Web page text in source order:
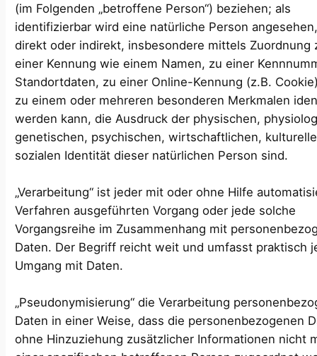
(im Folgenden „betroffene Person“) beziehen; als
identifizierbar wird eine natürliche Person
direkt oder indirekt, insbesondere mittels Zuordnung
einer Kennung wie einem Namen, zu einer
Standortdaten, zu einer Online-Kennung (z.B.
zu einem oder mehreren besonderen Merkmalen
werden kann, die Ausdruck der physischen,
genetischen, psychischen, wirtschaftlichen,
sozialen Identität dieser natürlichen Person sind.
„Verarbeitung“ ist jeder mit oder ohne Hilfe
Verfahren ausgeführten Vorgang oder jede solche
Vorgangsreihe im Zusammenhang mit
Daten. Der Begriff reicht weit und umfasst praktisch
Umgang mit Daten.
„Pseudonymisierung“ die Verarbeitung
Daten in einer Weise, dass die personenbezogenen
ohne Hinzuziehung zusätzlicher Informationen nicht